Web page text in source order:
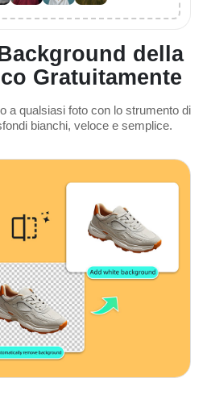
della
Gratuitamente
a qualsiasi foto con lo strumento di
bianchi, veloce e semplice.